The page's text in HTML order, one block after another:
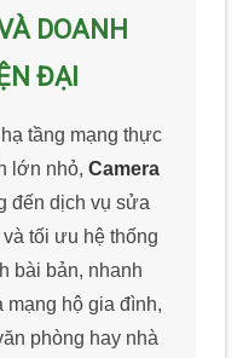
DOANH
ĐẠI
tầng mạng thực
lớn nhỏ, Camera
đến dịch vụ sửa
tối ưu hệ thống
bài bản, nhanh
mạng hộ gia đình,
phòng hay nhà